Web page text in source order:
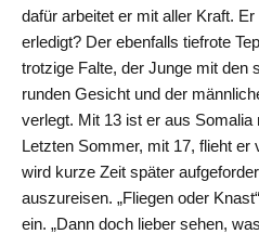
dafür arbeitet er mit aller Kraft.
erledigt? Der ebenfalls tiefrote
trotzige Falte, der Junge mit den
runden Gesicht und der
verlegt. Mit 13 ist er aus Somalia
Letzten Sommer, mit 17, flieht er
wird kurze Zeit später
auszureisen. „Fliegen oder
ein. „Dann doch lieber sehen,